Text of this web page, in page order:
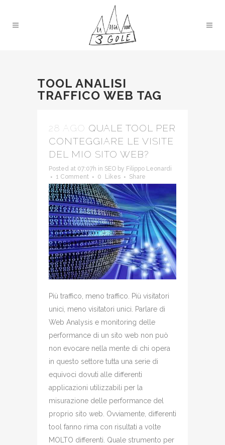
TOOL ANALISI
TRAFFICO WEB TAG
28 AGO QUALE TOOL PER
CONTEGGIARE LE VISITE
DEL MIO SITO WEB?
Posted at 07:07h in SEO by Filippo Leonardi
1 Comment
0 Likes Share
Più traffico, meno traffico. Più visitatori
unici, meno visitatori unici. Parlare di
Web Analysis e monitoring delle
performance di un sito web non può
non evocare nella mente di chi opera
in questo settore tutta una serie di
equivoci dovuti alle differenti
applicazioni utilizzabili per la
misurazione delle performance del
proprio sito web. Ovviamente, differenti
tool fanno rima con risultati a volte
MOLTO differenti. Quale strumento per